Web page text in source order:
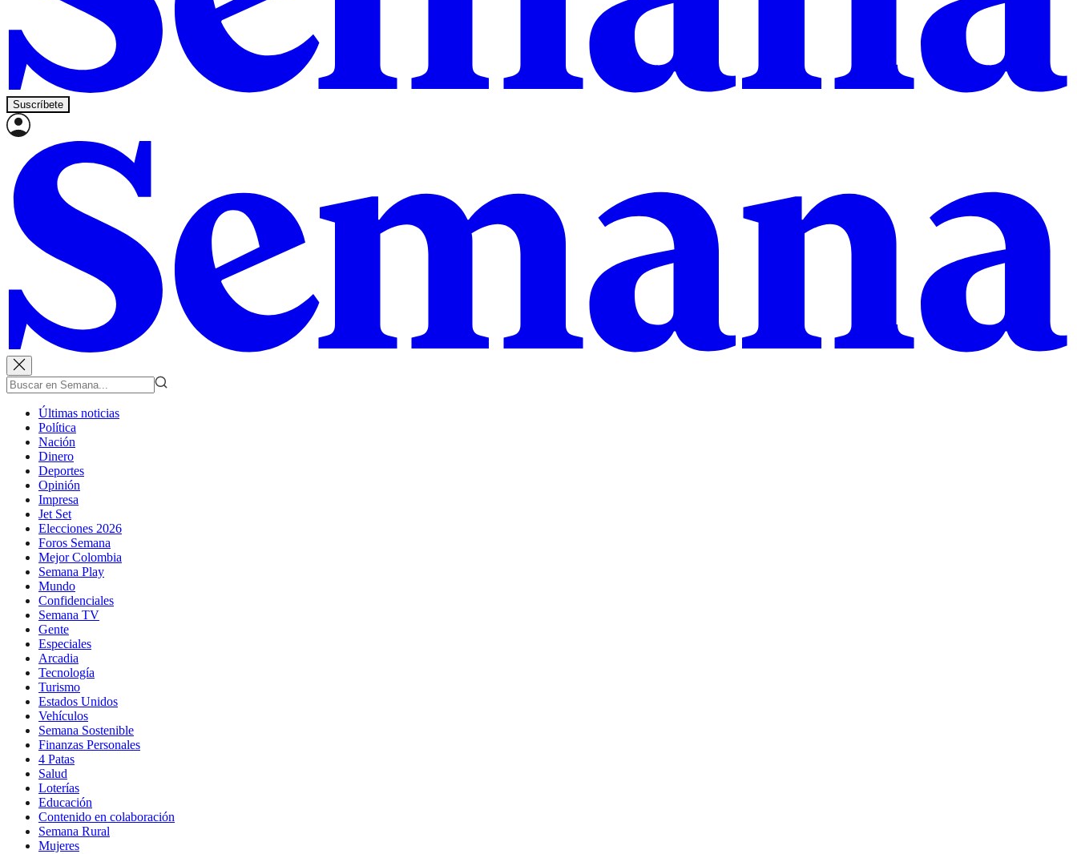
Suscríbete
Últimas noticias
Política
Nación
Dinero
Deportes
Opinión
Impresa
Jet Set
Elecciones 2026
Foros Semana
Mejor Colombia
Semana Play
Mundo
Confidenciales
Semana TV
Gente
Especiales
Arcadia
Tecnología
Turismo
Estados Unidos
Vehículos
Semana Sostenible
Finanzas Personales
4 Patas
Salud
Loterías
Educación
Contenido en colaboración
Semana Rural
Mujeres